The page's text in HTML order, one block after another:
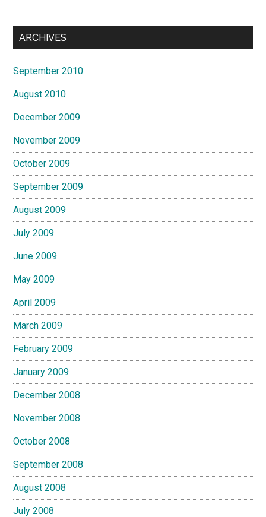
ARCHIVES
September 2010
August 2010
December 2009
November 2009
October 2009
September 2009
August 2009
July 2009
June 2009
May 2009
April 2009
March 2009
February 2009
January 2009
December 2008
November 2008
October 2008
September 2008
August 2008
July 2008